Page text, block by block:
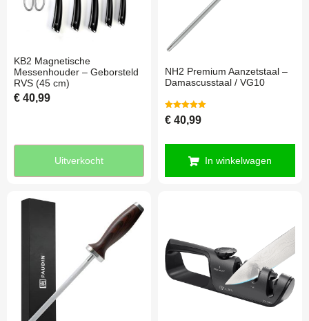
KB2 Magnetische
Messenhouder – Geborsteld
RVS (45 cm)
€ 40,99
Uitverkocht
NH2 Premium Aanzetstaal –
Damascusstaal / VG10
Gewaardeerd
5.00
€ 40,99
In winkelwagen